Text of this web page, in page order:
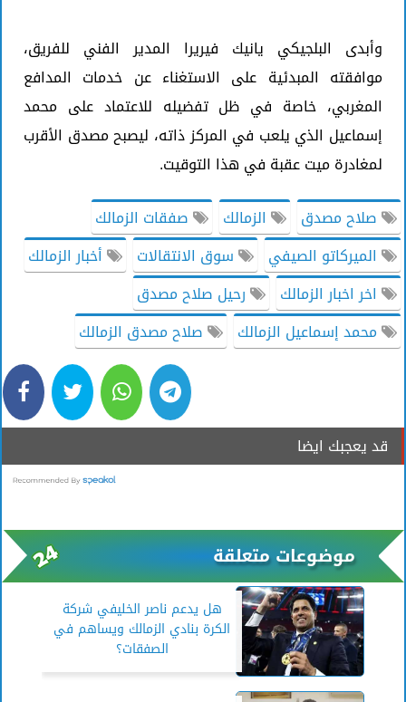
وأبدى البلجيكي يانيك فيريرا المدير الفني للفريق،
موافقته المبدئية على الاستغناء عن خدمات المدافع
المغربي، خاصة في ظل تفضيله للاعتماد على محمد
إسماعيل الذي يلعب في المركز ذاته، ليصبح مصدق الأقرب
لمغادرة ميت عقبة في هذا التوقيت.
صلاح مصدق
الزمالك
صفقات الزمالك
الميركاتو الصيفي
سوق الانتقالات
أخبار الزمالك
اخر اخبار الزمالك
رحيل صلاح مصدق
محمد إسماعيل الزمالك
صلاح مصدق الزمالك
قد يعجبك ايضا
موضوعات متعلقة
هل يدعم ناصر الخليفي شركة
الكرة بنادي الزمالك ويساهم في
الصفقات؟